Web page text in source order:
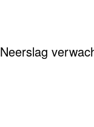
Neerslag